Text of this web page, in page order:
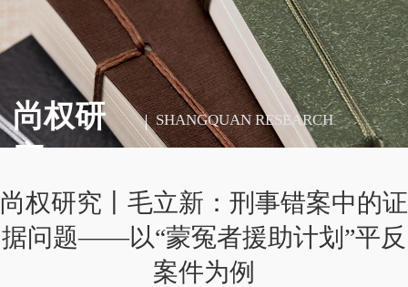
尚权研
究
SHANGQUAN RESEARCH
尚权研究丨毛立新：刑事错案中的证
据问题——以“蒙冤者援助计划”平反
案件为例